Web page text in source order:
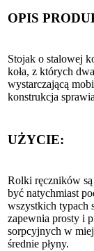
OPIS
Stojak o stalowej
koła, z których
wystarczającą
konstrukcja
UŻYCIE:
Rolki ręczników
być natychmiast
wszystkich typach
zapewnia prosty i
sorpcyjnych w
średnie płyny.